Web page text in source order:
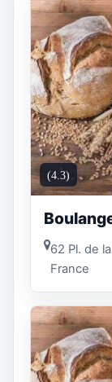
(4.3)
62 Pl. de
France